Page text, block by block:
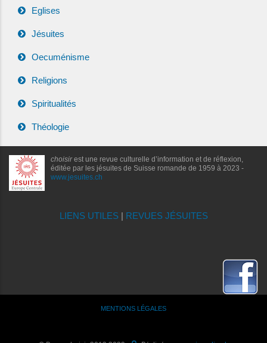
Eglises
Jésuites
Oecuménisme
Religions
Spiritualités
Théologie
choisirest une revue culturelle d’information et de réflexion,
éditée par les jésuites de Suisse romande de 1959 à 2023 -
www.jesuites.ch
LIENS UTILES| REVUES JÉSUITES
MENTIONS LÉGALES